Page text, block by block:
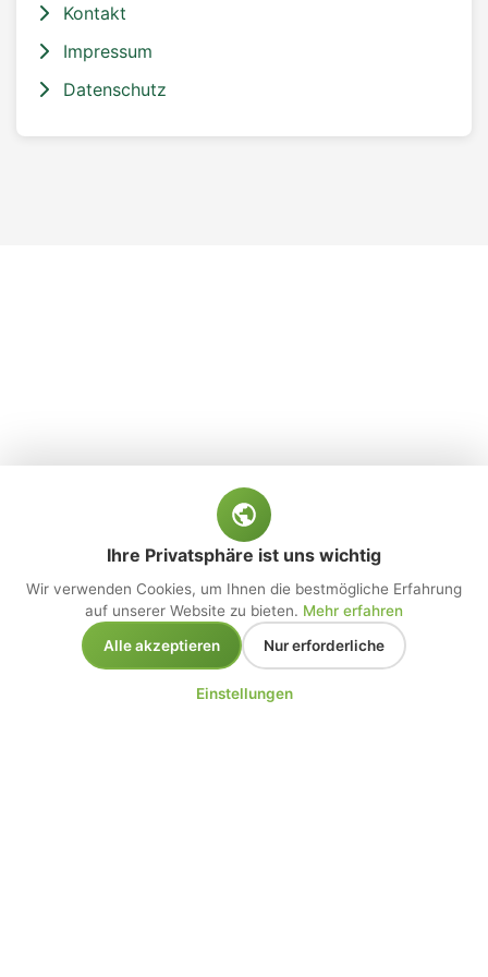
Kontakt
Impressum
Datenschutz
Ihre Privatsphäre ist uns wichtig
Wir verwenden Cookies, um Ihnen die bestmögliche Erfahrung
auf unserer Website zu bieten. Mehr erfahren
Alle akzeptieren
Nur erforderliche
Einstellungen